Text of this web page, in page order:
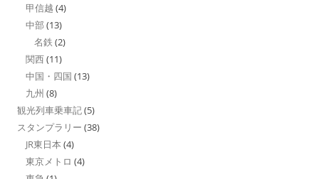
甲信越 (4)
中部 (13)
名鉄 (2)
関西(11)
中国・四国 (13)
九州 (8)
観光列車乗車記(5)
スタンプラリー (38)
JR東日本 (4)
東京メトロ (4)